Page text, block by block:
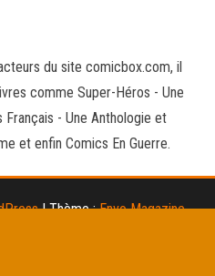
du site comicbox.com, il
comme Super-Héros - Une
- Une Anthologie et
et enfin Comics En Guerre.
|Thème :Envo Magazine